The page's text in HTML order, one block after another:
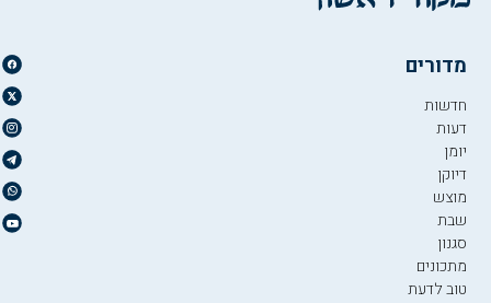
מדורים
חדשות
דעות
יומן
דיוקן
מוצש
שבת
סגנון
מתכונים
טוב לדעת